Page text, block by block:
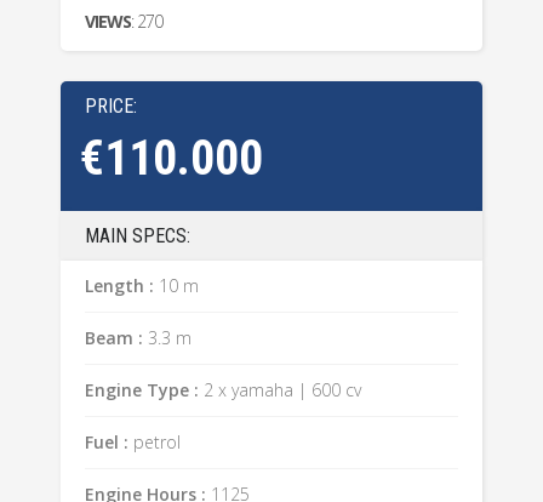
VIEWS: 270
PRICE:
€110.000
MAIN SPECS:
Length : 10 m
Beam : 3.3 m
Engine Type : 2 x yamaha | 600 cv
Fuel : petrol
Engine Hours : 1125